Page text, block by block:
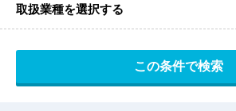
取扱業種を選択する